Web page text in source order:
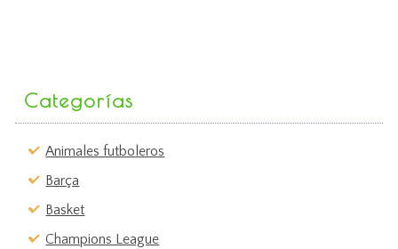
Categorías
Animales futboleros
Barça
Basket
Champions League